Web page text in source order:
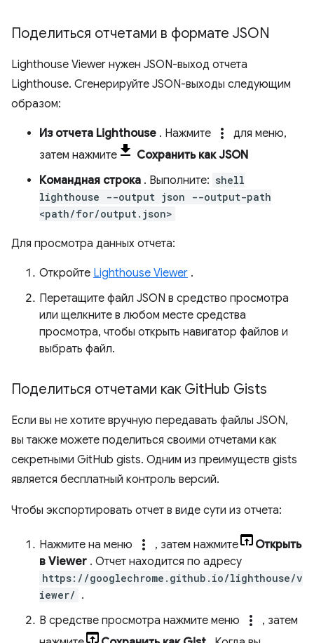
Поделиться отчетами в формате JSON
Lighthouse Viewer нужен JSON-выход отчета
Lighthouse. Сгенерируйте JSON-выходы следующим
образом:
Из отчета Lighthouse . Нажмите more_vert
для меню,
затем нажмите
Сохранить как JSON
Командная строка . Выполните: shell
lighthouse --output json --output-path
<path/for/output.json>
Для просмотра данных отчета:
Откройте Lighthouse Viewer .
Перетащите файл JSON в средство просмотра
или щелкните в любом месте средства
просмотра, чтобы открыть навигатор файлов и
выбрать файл.
Поделиться отчетами как GitHub Gists
Если вы не хотите вручную передавать файлы JSON,
вы также можете поделиться своими отчетами как
секретными GitHub gists. Одним из преимуществ gists
является бесплатный контроль версий.
Чтобы экспортировать отчет в виде сути из отчета:
Нажмите на меню more_vert , затем нажмите
Открыть
в Viewer . Отчет находится по адресу
https://googlechrome.github.io/lighthouse/v
iewer/ .
В средстве просмотра нажмите меню
more_vert
, затем